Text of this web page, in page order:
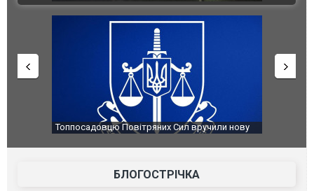
Топпосадовцю Повітряних Сил вручили нову
Сили
атаку.
БЛОГОСТРІЧКА